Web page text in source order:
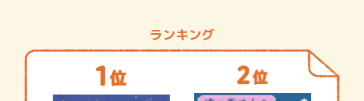
ランキング